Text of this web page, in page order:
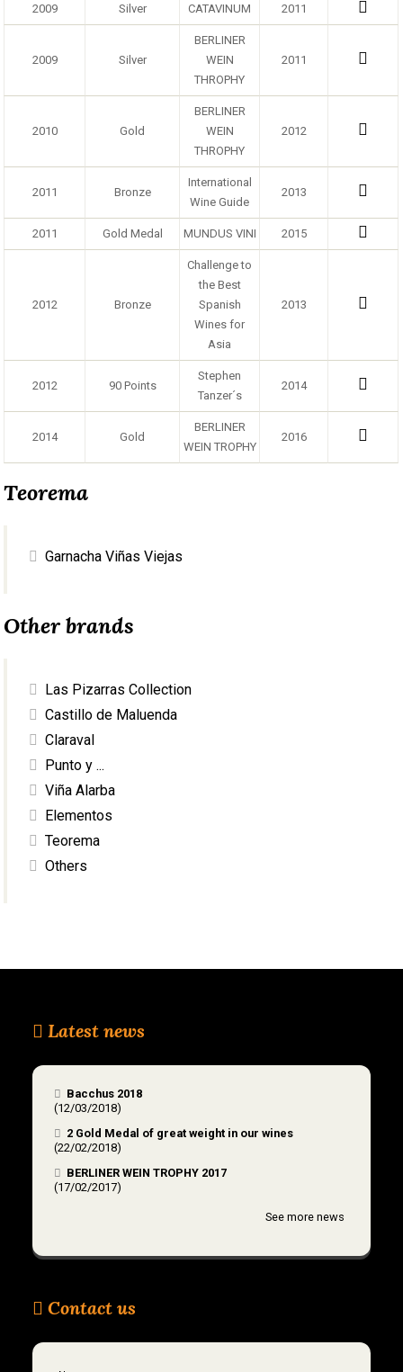
2009 Silver CATAVINUM 2011
2009 Silver
BERLINER
WEIN
THROPHY
2011
2010 Gold
BERLINER
WEIN
THROPHY
2012
2011 Bronze
International
Wine Guide
2013
2011 Gold Medal MUNDUS VINI 2015
2012 Bronze
Challenge to
the Best
Spanish
Wines for
Asia
2013
2012 90 Points
Stephen
Tanzer´s
2014
2014 Gold
BERLINER
WEIN TROPHY
2016
Teorema
Garnacha Viñas Viejas
Other brands
Las Pizarras Collection
Castillo de Maluenda
Claraval
Punto y ...
Viña Alarba
Elementos
Teorema
Others
Latest news
Bacchus 2018
(12/03/2018)
2 Gold Medal of great weight in our wines
(22/02/2018)
BERLINER WEIN TROPHY 2017
(17/02/2017)
See more news
Contact us